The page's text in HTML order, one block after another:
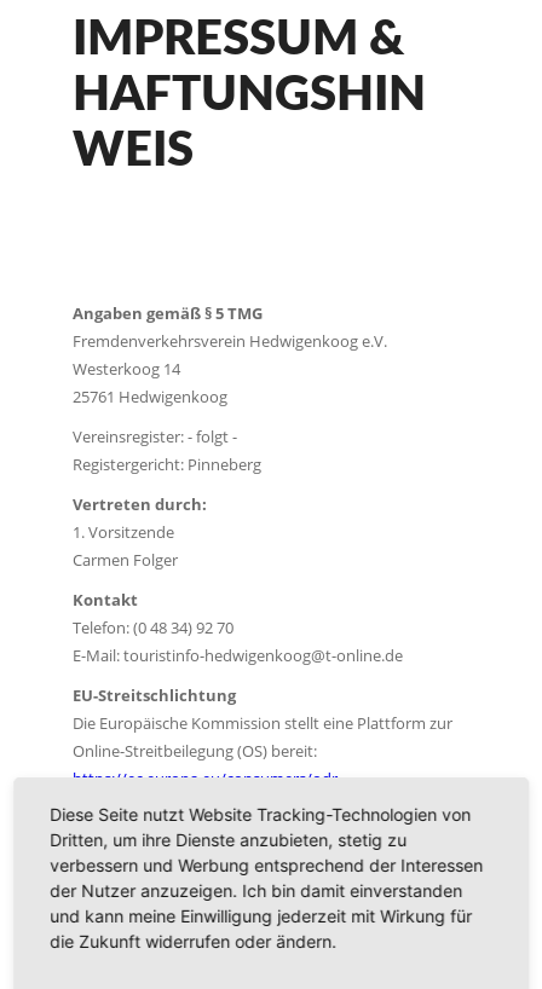
IMPRESSUM &
HAFTUNGSHIN
WEIS
Angaben gemäß § 5 TMG
Fremdenverkehrsverein Hedwigenkoog e.V.
Westerkoog 14
25761 Hedwigenkoog
Vereinsregister: - folgt -
Registergericht: Pinneberg
Vertreten durch:
1. Vorsitzende
Carmen Folger
Kontakt
Telefon: (0 48 34) 92 70
E-Mail: touristinfo-hedwigenkoog@t-online.de
EU-Streitschlichtung
Die Europäische Kommission stellt eine Plattform zur
Online-Streitbeilegung (OS) bereit:
https://ec.europa.eu/consumers/odr.
Unsere E-Mail-Adresse finden Sie oben im Impressum.
Verbraucher­streit­beilegung/Universal­
schlichtungs­stelle
Wir sind nicht bereit oder verpflichtet, an
Streitbeilegungsverfahren vor einer
Diese Seite nutzt Website Tracking-Technologien von
Dritten, um ihre Dienste anzubieten, stetig zu
verbessern und Werbung entsprechend der Interessen
der Nutzer anzuzeigen. Ich bin damit einverstanden
und kann meine Einwilligung jederzeit mit Wirkung für
die Zukunft widerrufen oder ändern.